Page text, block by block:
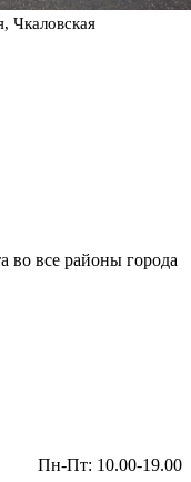
Чкаловская
во все районы города
Пн-Пт: 10.00-19.00